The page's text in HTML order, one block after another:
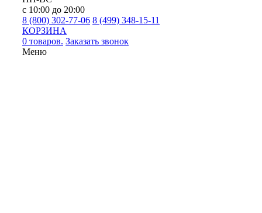
с 10:00 до 20:00
8 (800) 302-77-06 8 (499) 348-15-11
КОРЗИНА
0 товаров. Заказать звонок
Меню